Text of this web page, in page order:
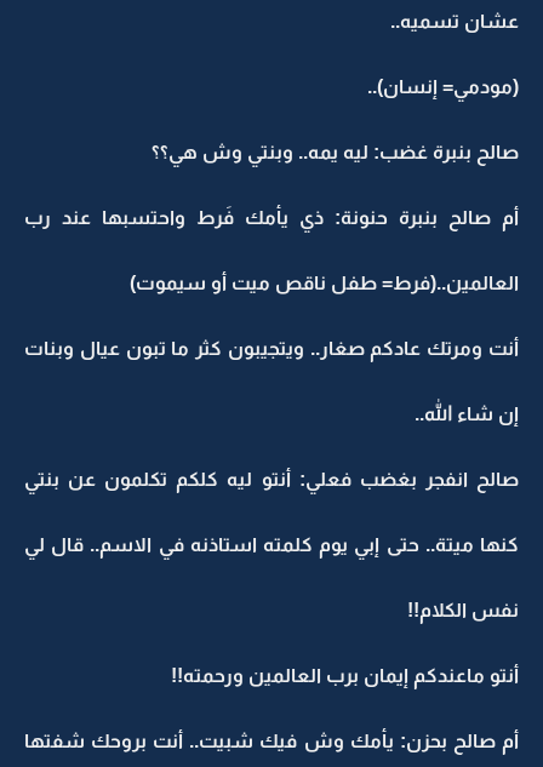
عشان تسميه..
(مودمي= إنسان)..
صالح بنبرة غضب: ليه يمه.. وبنتي وش هي؟؟
أم صالح بنبرة حنونة: ذي يأمك فَرط واحتسبها عند رب
العالمين..(فرط= طفل ناقص ميت أو سيموت)
أنت ومرتك عادكم صغار.. ويتجيبون كثر ما تبون عيال وبنات
إن شاء الله..
صالح انفجر بغضب فعلي: أنتو ليه كلكم تكلمون عن بنتي
كنها ميتة.. حتى إبي يوم كلمته استاذنه في الاسم.. قال لي
نفس الكلام!!
أنتو ماعندكم إيمان برب العالمين ورحمته!!
أم صالح بحزن: يأمك وش فيك شبيت.. أنت بروحك شفتها